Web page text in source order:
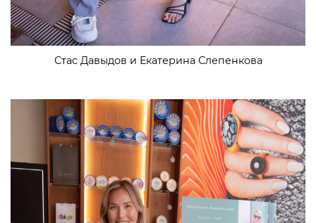
Стас Давыдов и Екатерина Слепенкова